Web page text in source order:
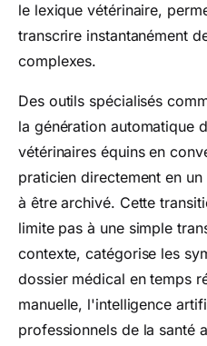
le lexique vétérinaire,
transcrire instantanément
complexes.
Des outils spécialisés
la génération automatique
vétérinaires équins en
praticien directement en
à être archivé. Cette
limite pas à une simple
contexte, catégorise les
dossier médical en temps
manuelle, l'intelligence
professionnels de la santé